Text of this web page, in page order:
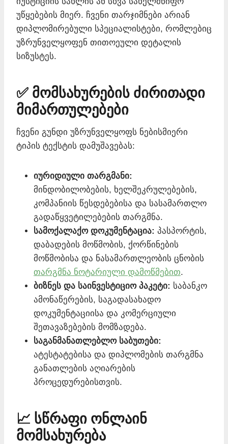
უწყებების მიერ. ჩვენი თარჯიმნები არიან
დიპლომირებული სპეციალისტები, რომლებიც
უზრუნველყოფენ თითოეული დეტალის
სიზუსტეს.
✅ მომსახურების ძირითადი
მიმართულებები
ჩვენი გუნდი უზრუნველყოფს ნებისმიერი
ტიპის ტექსტის დამუშავებას:
იურიდიული თარგმანი:
მინდობილობების, ხელშეკრულებების,
კომპანიის წესდებებისა და სასამართლო
გადაწყვეტილებების თარგმნა.
სამოქალაქო დოკუმენტაცია: პასპორტის,
დაბადების მოწმობის, ქორწინების
მოწმობისა და ნასამართლეობის ცნობის
თარგმნა ნოტარიული დამოწმებით.
ბიზნეს და საინვესტიციო პაკეტი: საბანკო
ამონაწერების, საგადასახადო
დოკუმენტაციისა და კომერციული
შეთავაზებების მომზადება.
საგანმანათლებლო საბუთები:
ატესტატებისა და დიპლომების თარგმნა
განათლების აღიარების
პროცედურებისთვის.
📈 სწრაფი ონლაინ
მომსახურება